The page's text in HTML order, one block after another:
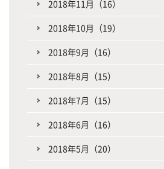
2018年11月（16）
2018年10月（19）
2018年9月（16）
2018年8月（15）
2018年7月（15）
2018年6月（16）
2018年5月（20）